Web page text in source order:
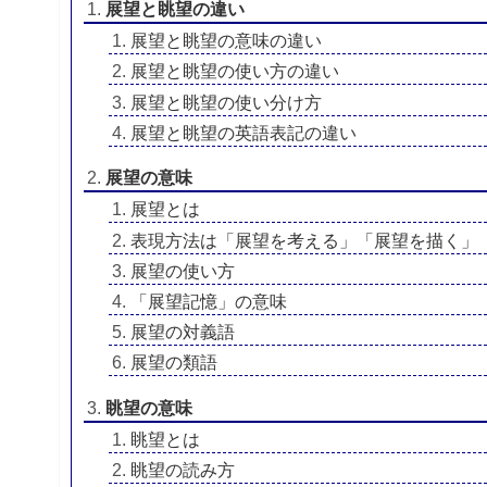
展望と眺望の違い
展望と眺望の意味の違い
展望と眺望の使い方の違い
展望と眺望の使い分け方
展望と眺望の英語表記の違い
展望の意味
展望とは
表現方法は「展望を考える」「展望を描く」
展望の使い方
「展望記憶」の意味
展望の対義語
展望の類語
眺望の意味
眺望とは
眺望の読み方